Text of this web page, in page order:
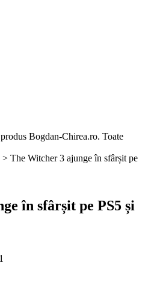
Bogdan-Chirea.ro. Toate
> The Witcher 3 ajunge în sfârșit pe
în sfârșit pe PS5 și